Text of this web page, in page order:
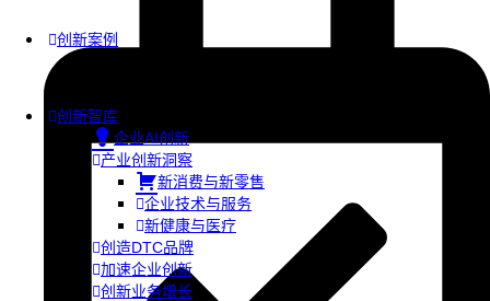
创新案例
创新智库
企业AI创新
产业创新洞察
新消费与新零售
企业技术与服务
新健康与医疗
创造DTC品牌
加速企业创新
创新业务增长